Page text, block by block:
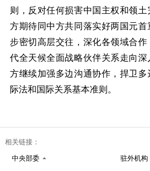
则，反对任何损害中国主权和领
方期待同中方共同落实好两国元首
步密切高层交往，深化各领域合
代全天候全面战略伙伴关系走向深
方继续加强多边沟通协作，捍卫多
际法和国际关系基本准则。
相关链接：
中央部委 驻外机构